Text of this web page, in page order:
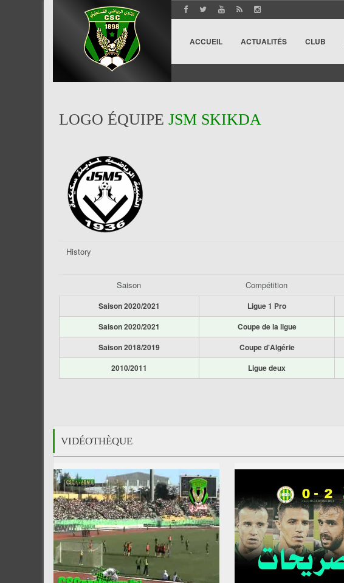
ACCUEIL ACTUALITÉS CLUB
LOGO ÉQUIPE JSM SKIKDA
History
Saison Compétition
Saison 2020/2021 Ligue 1 Pro
Saison 2020/2021
Coupe de la ligue
Saison 2018/2019
Coupe d'Algérie
2010/2011
Ligue deux
VIDÉOTHÈQUE